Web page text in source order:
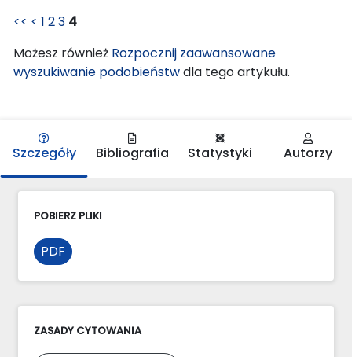
<< < 1 23 4
Możesz również Rozpocznij zaawansowane
wyszukiwanie podobieństwdla tego artykułu.
Szczegóły Bibliografia Statystyki Autorzy
POBIERZ PLIKI
PDF
ZASADY CYTOWANIA